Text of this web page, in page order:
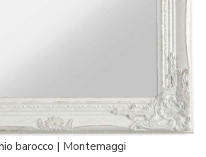
barocco | Montemaggi